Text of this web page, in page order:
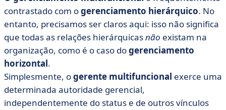
contrastado com ogerenciamento hierárquico. No
entanto, precisamos ser claros aqui: isso não significa
que todas as relações hierárquicasnão existam na
organização, como é o caso dogerenciamento
horizontal.
Simplesmente, ogerente multifuncional exerce uma
determinada autoridade gerencial,
independentemente do status e de outros vínculos